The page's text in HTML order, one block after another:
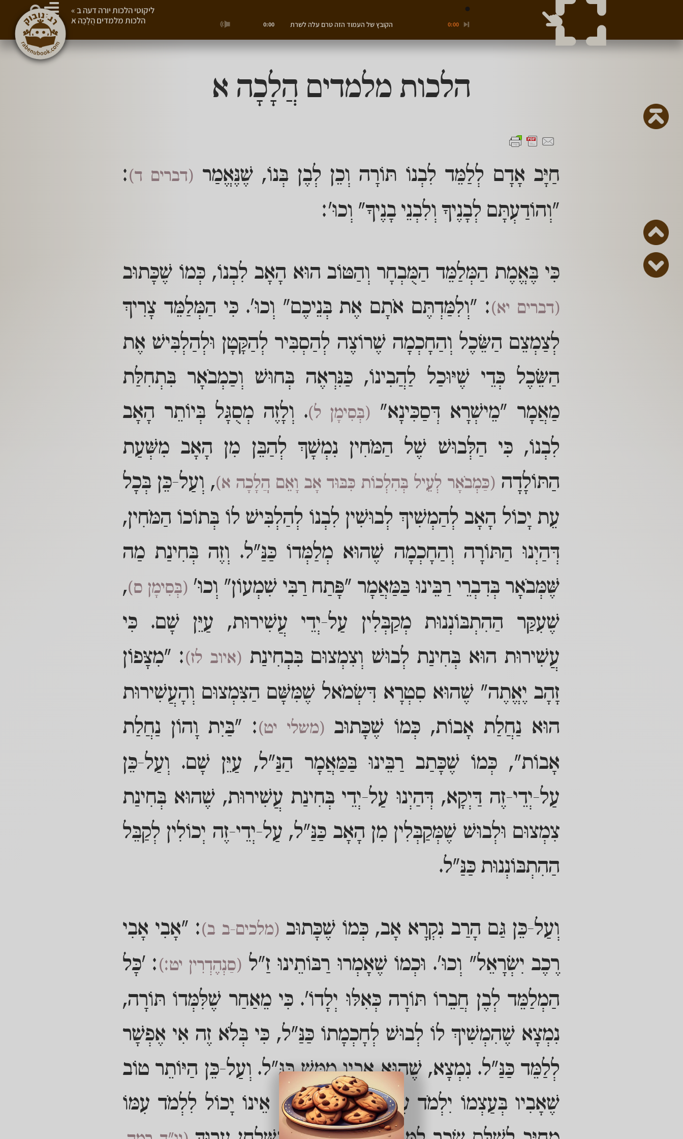
הלכות מלמדים הֲלָכָה א
חַיָּב אָדָם לְלַמֵּד לִבְנוֹ תּוֹרָה וְכֵן לְבֶן בְּנוֹ, שֶׁנֶּאֱמַר (דברים ד):
"וְהוֹדַעְתָּם לְבָנֶיךָ וְלִבְנֵי בָנֶיךָ" וְכוּ':
כִּי בֶּאֱמֶת הַמְּלַמֵּד הַמֻּבְחָר וְהַטּוֹב הוּא הָאָב לִבְנוֹ, כְּמוֹ שֶׁכָּתוּב
(דברים יא): "וְלִמַּדְתֶּם אֹתָם אֶת בְּנֵיכֶם" וְכוּ'. כִּי הַמְּלַמֵּד צָרִיךְ
לְצַמְצֵם הַשֵּׂכֶל וְהַחָכְמָה שֶׁרוֹצֶה לְהַסְבִּיר לְהַקָּטָן וּלְהַלְבִּישׁ אֶת
הַשֵּׂכֶל כְּדֵי שֶׁיּוּכַל לַהֲבִינוֹ, כַּנִּרְאֶה בְּחוּשׁ וְכַמְבֹאָר בִּתְחִלַּת
מַאֲמָר "מֵישְׁרָא דְּסַכִּינָא" (בְּסִימָן ל). וְלָזֶה מְסֻגָּל בְּיוֹתֵר הָאָב
לִבְנוֹ, כִּי הַלְּבוּשׁ שֶׁל הַמֹּחִין נִמְשָׁךְ לְהַבֵּן מִן הָאָב מִשְּׁעַת
הַתּוֹלָדָה (כַּמְבֹאָר לְעֵיל בְּהִלְכוֹת כִּבּוּד אָב וָאֵם הֲלָכָה א), וְעַל-כֵּן בְּכָל
עֵת יָכוֹל הָאָב לְהַמְשִׁיךְ לְבוּשִׁין לִבְנוֹ לְהַלְבִּישׁ לוֹ בְּתוֹכוֹ הַמֹּחִין,
דְּהַיְנוּ הַתּוֹרָה וְהַחָכְמָה שֶׁהוּא מְלַמְּדוֹ כַּנַּ"ל. וְזֶה בְּחִינַת מַה
שֶּׁמְּבֹאָר בְּדִבְרֵי רַבֵּינוּ בַּמַּאֲמָר "פָּתַח רַבִּי שִׁמְעוֹן" וְכוּ' (בְּסִימָן ס),
שֶׁעִקַּר הַהִתְבּוֹנְנוּת מְקַבְּלִין עַל-יְדֵי עֲשִׁירוּת, עַיֵּן שָׁם. כִּי
עֲשִׁירוּת הוּא בְּחִינַת לְבוּשׁ וְצִמְצוּם בִּבְחִינַת (איוב לז): "מִצָּפוֹן
זָהָב יֶאֱתֶה" שֶׁהוּא סִטְרָא דִּשְׂמֹאל שֶׁמִּשָּׁם הַצִּמְצוּם וְהָעֲשִׁירוּת
הוּא נַחֲלַת אָבוֹת, כְּמוֹ שֶׁכָּתוּב (משלי יט): "בַּיִת וָהוֹן נַחֲלַת
אָבוֹת", כְּמוֹ שֶׁכָּתַב רַבֵּינוּ בַּמַּאֲמָר הַנַּ"ל, עַיֵּן שָׁם. וְעַל-כֵּן
עַל-יְדֵי-זֶה דַּיְקָא, דְּהַיְנוּ עַל-יְדֵי בְּחִינַת עֲשִׁירוּת, שֶׁהוּא בְּחִינַת
צִמְצוּם וּלְבוּשׁ שֶׁמְּקַבְּלִין מִן הָאָב כַּנַּ"ל, עַל-יְדֵי-זֶה יְכוֹלִין לְקַבֵּל
הַהִתְבּוֹנְנוּת כַּנַּ"ל.
וְעַל-כֵּן גַּם הָרַב נִקְרָא אָב, כְּמוֹ שֶׁכָּתוּב (מלכים-ב ב): "אָבִי אָבִי
רֶכֶב יִשְׂרָאֵל" וְכוּ'. וּכְמוֹ שֶׁאָמְרוּ רַבּוֹתֵינוּ זַ"ל (סַנְהֶדְרִין יט:): 'כָּל
הַמְלַמֵּד לְבֶן חֲבֵרוֹ תּוֹרָה כְּאִלּוּ יְלָדוֹ'. כִּי מֵאַחַר שֶׁלִּמְּדוֹ תּוֹרָה,
נִמְצָא שֶׁהִמְשִׁיךְ לוֹ לְבוּשׁ לְחָכְמָתוֹ כַּנַּ"ל, כִּי בְּלֹא זֶה אִי אֶפְשָׁר
לְלַמֵּד כַּנַּ"ל. נִמְצָא, שֶׁהוּא אָבִיו מַמָּשׁ כַּנַּ"ל. וְעַל-כֵּן הַיּוֹתֵר טוֹב
שֶׁאָבִיו בְּעַצְמוֹ יִלְמֹד עִם בְּנוֹ כַּנַּ"ל. וְאִם אֵינוֹ יָכוֹל לִלְמֹד עִמּוֹ
ליקוטי הלכות יורה דעה ב»
הלכות מלמדים הֲלָכָה א
0:00 הקובץ של העמוד הזה טרם עלה לשרת 0:00